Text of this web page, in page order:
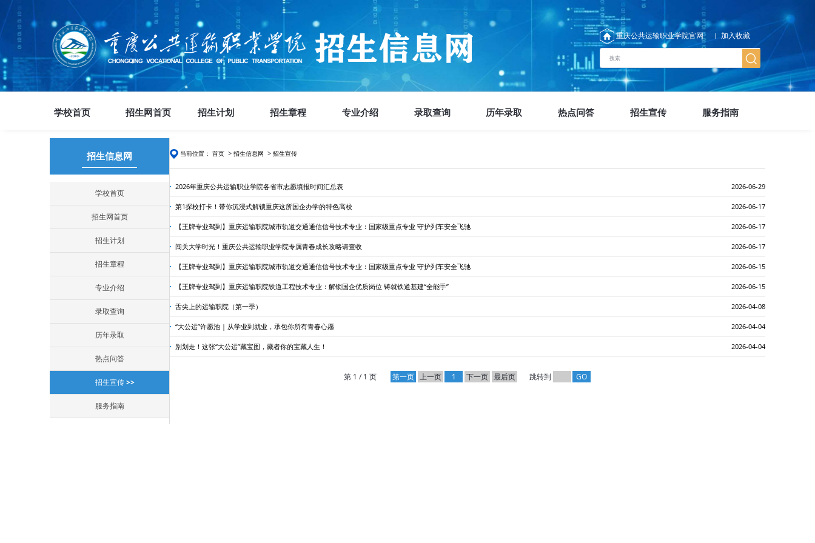
重庆公共运输职业学院官网 加入收藏
学校首页 招生网首页 招生计划 招生章程 专业介绍 录取查询 历年录取 热点问答 招生宣传 服务指南
招生信息网
学校首页
招生网首页
招生计划
招生章程
专业介绍
录取查询
历年录取
热点问答
招生宣传
服务指南
当前位置： 首页 > 招生信息网 > 招生宣传
2026-06-29
2026年重庆公共运输职业学院各省市志愿填报时间汇总表
2026-06-17
第1探校打卡！带你沉浸式解锁重庆这所国企办学的特色高校
2026-06-17
【王牌专业驾到】重庆运输职院城市轨道交通通信信号技术专业：国家级重点专业 守护列车安全飞驰
2026-06-17
闯关大学时光！重庆公共运输职业学院专属青春成长攻略请查收
2026-06-15
【王牌专业驾到】重庆运输职院城市轨道交通通信信号技术专业：国家级重点专业 守护列车安全飞驰
2026-06-15
【王牌专业驾到】重庆运输职院铁道工程技术专业：解锁国企优质岗位 铸就铁道基建“全能手”
2026-04-08
舌尖上的运输职院（第一季）
2026-04-04
“大公运”许愿池 | 从学业到就业，承包你所有青春心愿
2026-04-04
别划走！这张“大公运”藏宝图，藏者你的宝藏人生！
第 1 / 1 页 第一页 上一页 1 下一页 最后页 跳转到 GO